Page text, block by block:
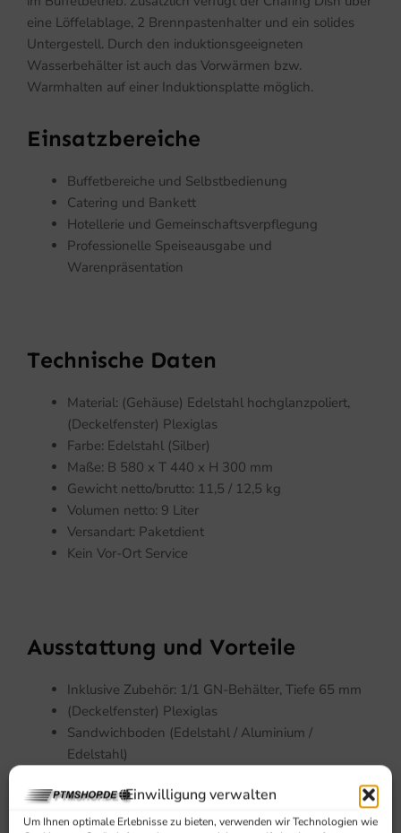
Einwilligung verwalten
Um Ihnen optimale Erlebnisse zu bieten, verwenden wir Technologien wie
eine Löffelablage, 2 Brennpastenhalter und ein solides
Untergestell. Durch den induktionsgeeigneten
Wasserbehälter ist auch das Vorwärmen bzw.
Warmhalten auf einer Induktionsplatte möglich.
Einsatzbereiche
Buffetbereiche und Selbstbedienung
Catering und Bankett
Hotellerie und Gemeinschaftsverpflegung
Professionelle Speiseausgabe und
Warenpräsentation
Technische Daten
Material: (Gehäuse) Edelstahl hochglanzpoliert,
(Deckelfenster) Plexiglas
Farbe: Edelstahl (Silber)
Maße: B 580 x T 440 x H 300 mm
Gewicht netto/brutto: 11,5 / 12,5 kg
Volumen netto: 9 Liter
Versandart: Paketdient
Kein Vor-Ort Service
Ausstattung und Vorteile
Inklusive Zubehör: 1/1 GN-Behälter, Tiefe 65 mm
(Deckelfenster) Plexiglas
Sandwichboden (Edelstahl / Aluminium /
Edelstahl)
Inkl. 1/1 GN-Behälter, Tiefe 65 mm
Löffelablage (ohne Löffel)